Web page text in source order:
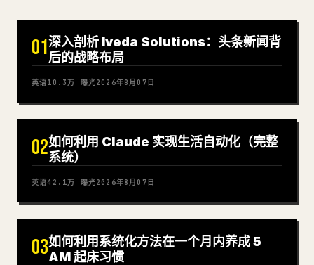
01深入剖析 Iveda Solutions：头条新闻背
后的战略布局
英语10.3万 曝光2026年8月07日
02如何利用 Claude 实现生活自动化（完整
系统）
英语42.1万 曝光2026年8月07日
03如何利用系统化方法在一个月内养成 5
AM 起床习惯